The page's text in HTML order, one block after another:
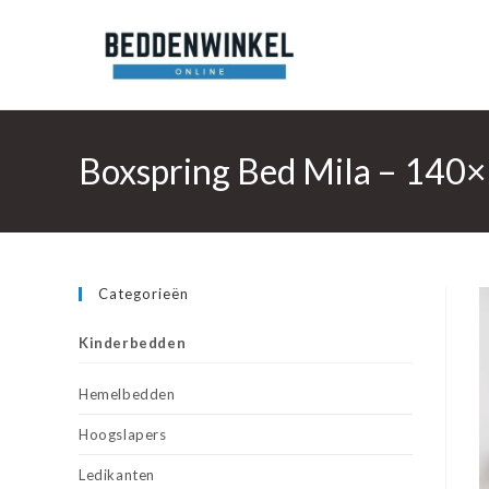
Boxspring Bed Mila –
Categorieën
Kinderbedden
Hemelbedden
Hoogslapers
Ledikanten